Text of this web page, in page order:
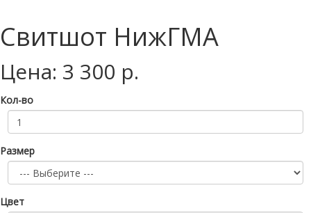
Свитшот НижГМА
Цена: 3 300 р.
Кол-во
Размер
Цвет